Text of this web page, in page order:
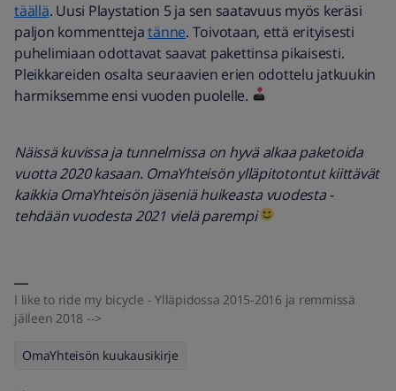
täällä. Uusi Playstation 5 ja sen saatavuus myös keräsi
paljon kommenttejatänne. Toivotaan, että erityisesti
puhelimiaan odottavat saavat pakettinsa pikaisesti.
Pleikkareiden osalta seuraavien erien odottelu jatkuukin
harmiksemme ensi vuoden puolelle.
Näissä kuvissa ja tunnelmissa on hyvä alkaa paketoida
vuotta 2020 kasaan. OmaYhteisön ylläpitotontut kiittävät
kaikkia OmaYhteisön jäseniä huikeasta vuodesta -
tehdään vuodesta 2021 vielä parempi
I like to ride my bicycle - Ylläpidossa 2015-2016 ja remmissä
jälleen 2018 -->
OmaYhteisön kuukausikirje